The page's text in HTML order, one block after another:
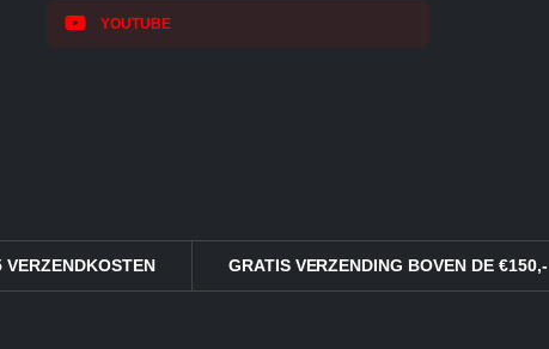
YOUTUBE
VERZENDKOSTEN GRATIS VERZENDING BOVEN DE €150,-